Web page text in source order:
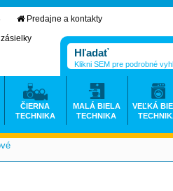
Predajne a kontakty
Klikni SEM pre podrobné
ČIERNA
TECHNIKA
MALÁ BIELA
TECHNIKA
VEĽKÁ